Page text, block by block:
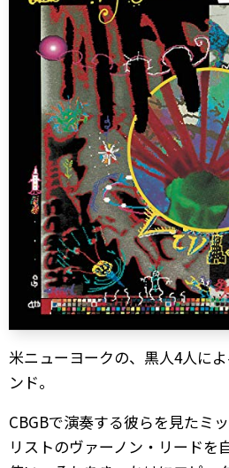
米ニューヨークの、黒人4人に
ンド。
CBGBで演奏する彼らを見たミ
リストのヴァーノン・リードを